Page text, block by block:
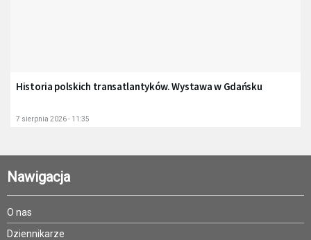
Historia polskich transatlantyków. Wystawa w Gdańsku
7 sierpnia 2026 - 11:35
Nawigacja
O nas
Dziennikarze